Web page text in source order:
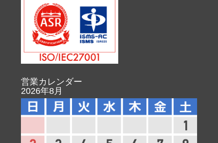
営業カレンダー
2026年8月